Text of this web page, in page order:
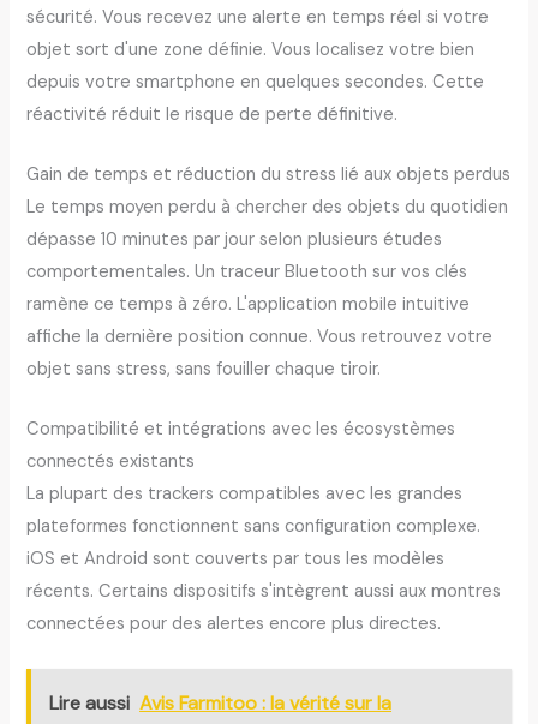
sécurité. Vous recevez une alerte en temps réel si votre
objet sort d'une zone définie. Vous localisez votre bien
depuis votre smartphone en quelques secondes. Cette
réactivité réduit le risque de perte définitive.
Gain de temps et réduction du stress lié aux objets perdus
Le temps moyen perdu à chercher des objets du quotidien
dépasse 10 minutes par jour selon plusieurs études
comportementales. Un traceur Bluetooth sur vos clés
ramène ce temps à zéro. L'application mobile intuitive
affiche la dernière position connue. Vous retrouvez votre
objet sans stress, sans fouiller chaque tiroir.
Compatibilité et intégrations avec les écosystèmes
connectés existants
La plupart des trackers compatibles avec les grandes
plateformes fonctionnent sans configuration complexe.
iOS et Android sont couverts par tous les modèles
récents. Certains dispositifs s'intègrent aussi aux montres
connectées pour des alertes encore plus directes.
Lire aussi Avis Farmitoo : la vérité sur la